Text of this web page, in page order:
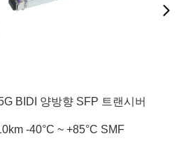
BIDI 양방향 SFP 트랜시버
-40°C ~ +85°C SMF